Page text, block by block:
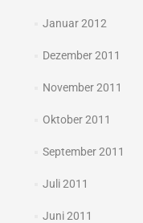
Januar 2012
Dezember 2011
November 2011
Oktober 2011
September 2011
Juli 2011
Juni 2011